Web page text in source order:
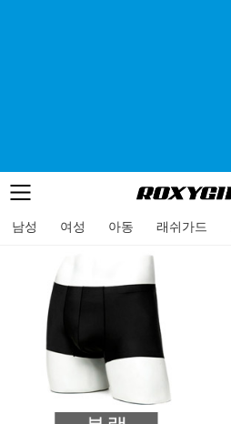
메뉴
로고
남성 여성 아동 래쉬가드